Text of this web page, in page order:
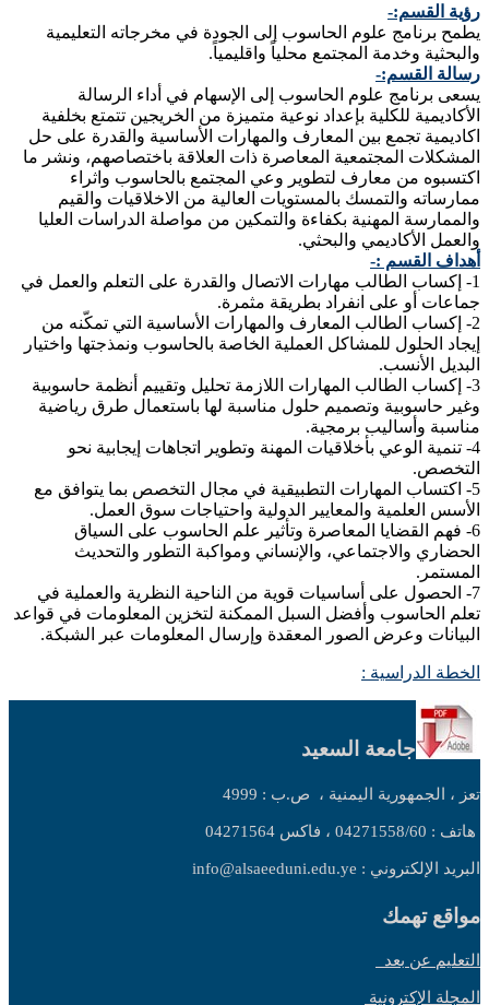
رؤية القسم:-
يطمح برنامج علوم الحاسوب إلى الجودة في مخرجاته التعليمية
والبحثية وخدمة المجتمع محلياً واقليمياً.
رسالة القسم:-
يسعى برنامج علوم الحاسوب إلى الإسهام في أداء الرسالة
الأكاديمية للكلية بإعداد نوعية متميزة من الخريجين تتمتع بخلفية
اكاديمية تجمع بين المعارف والمهارات الأساسية والقدرة على حل
المشكلات المجتمعية المعاصرة ذات العلاقة باختصاصهم، ونشر ما
اكتسبوه من معارف لتطوير وعي المجتمع بالحاسوب واثراء
ممارساته والتمسك بالمستويات العالية من الاخلاقيات والقيم
والممارسة المهنية بكفاءة والتمكين من مواصلة الدراسات العليا
والعمل الأكاديمي والبحثي.
أهداف القسم :-
1- إكساب الطالب مهارات الاتصال والقدرة على التعلم والعمل في
جماعات أو على انفراد بطريقة مثمرة.
2- إكساب الطالب المعارف والمهارات الأساسية التي تمكّنه من
إيجاد الحلول للمشاكل العملية الخاصة بالحاسوب ونمذجتها واختيار
البديل الأنسب.
3- إكساب الطالب المهارات اللازمة تحليل وتقييم أنظمة حاسوبية
وغير حاسوبية وتصميم حلول مناسبة لها باستعمال طرق رياضية
مناسبة وأساليب برمجية.
4- تنمية الوعي بأخلاقيات المهنة وتطوير اتجاهات إيجابية نحو
التخصص.
5- اكتساب المهارات التطبيقية في مجال التخصص بما يتوافق مع
الأسس العلمية والمعايير الدولية واحتياجات سوق العمل.
6- فهم القضايا المعاصرة وتأثير علم الحاسوب على السياق
الحضاري والاجتماعي، والإنساني ومواكبة التطور والتحديث
المستمر.
7- الحصول على أساسيات قوية من الناحية النظرية والعملية في
تعلم الحاسوب وأفضل السبل الممكنة لتخزين المعلومات في قواعد
البيانات وعرض الصور المعقدة وإرسال المعلومات عبر الشبكة.
الخطة الدراسية :
جامعة السعيد
تعز ، الجمهورية اليمنية ، ص.ب : 4999
هاتف : 04271558/60 ، فاكس 04271564
البريد الإلكتروني : info@alsaeeduni.edu.ye
مواقع تهمك
التعليم عن بعد
المجلة الإكترونية